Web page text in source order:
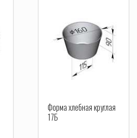
Форма хлебная круглая
17Б